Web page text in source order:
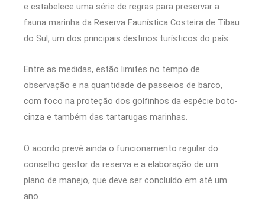
e estabelece uma série de regras para preservar a
fauna marinha da Reserva Faunística Costeira de Tibau
do Sul, um dos principais destinos turísticos do país.
Entre as medidas, estão limites no tempo de
observação e na quantidade de passeios de barco,
com foco na proteção dos golfinhos da espécie boto-
cinza e também das tartarugas marinhas.
O acordo prevê ainda o funcionamento regular do
conselho gestor da reserva e a elaboração de um
plano de manejo, que deve ser concluído em até um
ano.